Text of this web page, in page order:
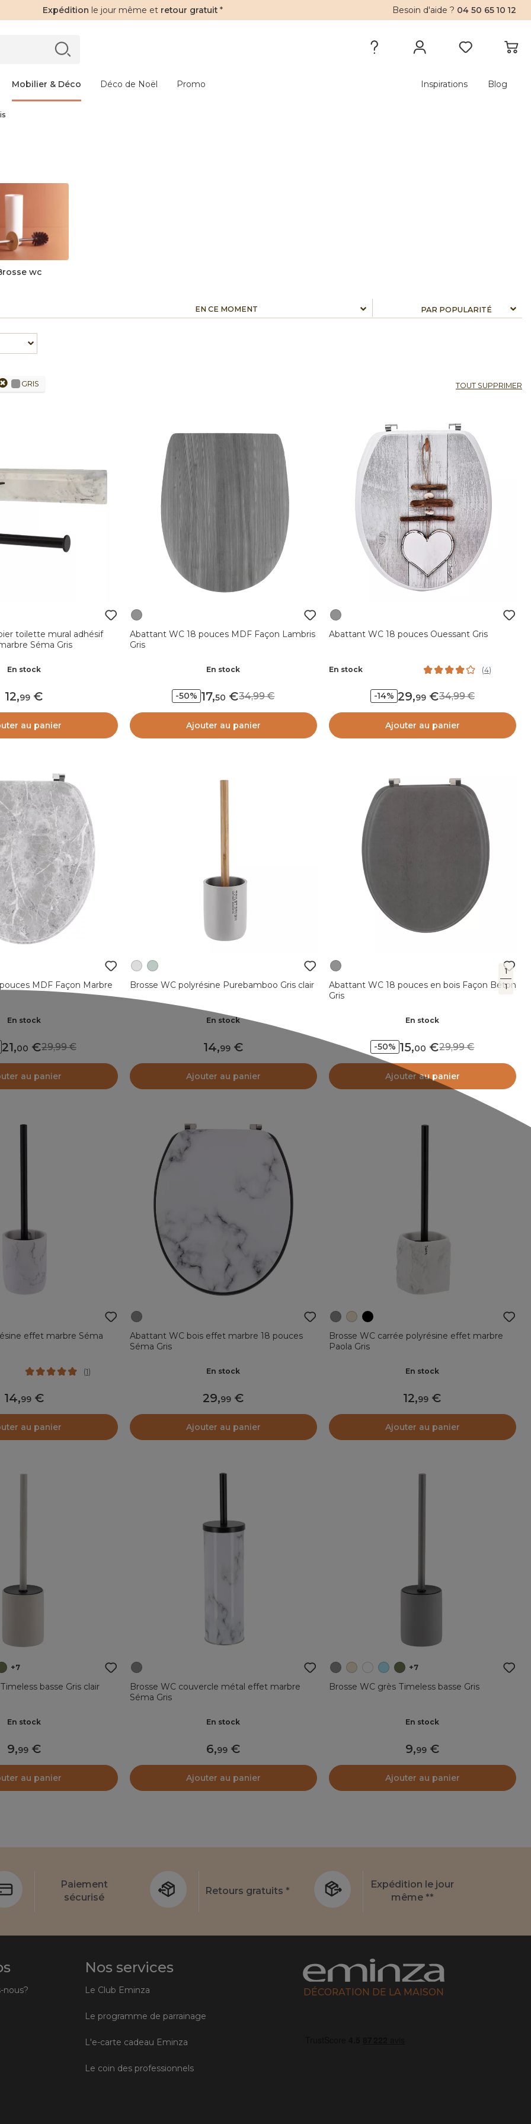
Expédition le jour même et retour gratuit * Besoin d'aide ? 04 50 65 10 12
Mobilier & Déco Déco de Noël Promo Inspirations Blog
wc
EN CE MOMENT
GRIS TOUT SUPPRIMER
1
1
toilette mural adhésif
Séma Gris
En stock
12,99
au panier
Abattant WC 18 pouces MDF Façon Lambris
Gris
En stock
-50% 17,50 34,99
Ajouter au panier
Abattant WC 18 pouces Ouessant Gris
En stock (4)
-14% 29,99 34,99
Ajouter au panier
MDF Façon Marbre
En stock
21,00 29,99
au panier
Brosse WC polyrésine Purebamboo Gris clair
En stock
14,99
Ajouter au panier
Abattant WC 18 pouces en bois Façon Béton
Gris
En stock
-50% 15,00 29,99
Ajouter au panier
effet marbre Séma
(1)
14,99
au panier
Abattant WC bois effet marbre 18 pouces
Séma Gris
En stock
29,99
Ajouter au panier
Brosse WC carrée polyrésine effet marbre
Paola Gris
En stock
12,99
Ajouter au panier
+7
basse Gris clair
En stock
9,99
au panier
Brosse WC couvercle métal effet marbre
Séma Gris
En stock
6,99
Ajouter au panier
+7
Brosse WC grès Timeless basse Gris
En stock
9,99
Ajouter au panier
Paiement
sécurisé
Retours gratuits *
Expédition le jour
même **
nous?
Nos services
Le Club Eminza
Le programme de parrainage
L'e-carte cadeau Eminza
Le coin des professionnels
DÉCORATION DE LA MAISON